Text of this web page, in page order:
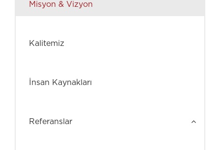
Misyon & Vizyon
Kalitemiz
İnsan Kaynakları
Referanslar